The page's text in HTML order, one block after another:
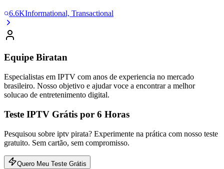
6.6KInformational, Transactional
Equipe Biratan
Especialistas em IPTV com anos de experiencia no mercado
brasileiro. Nosso objetivo e ajudar voce a encontrar a melhor
solucao de entretenimento digital.
Teste IPTV Grátis por 6 Horas
Pesquisou sobre iptv pirata? Experimente na prática com nosso teste
gratuito. Sem cartão, sem compromisso.
Quero Meu Teste Grátis